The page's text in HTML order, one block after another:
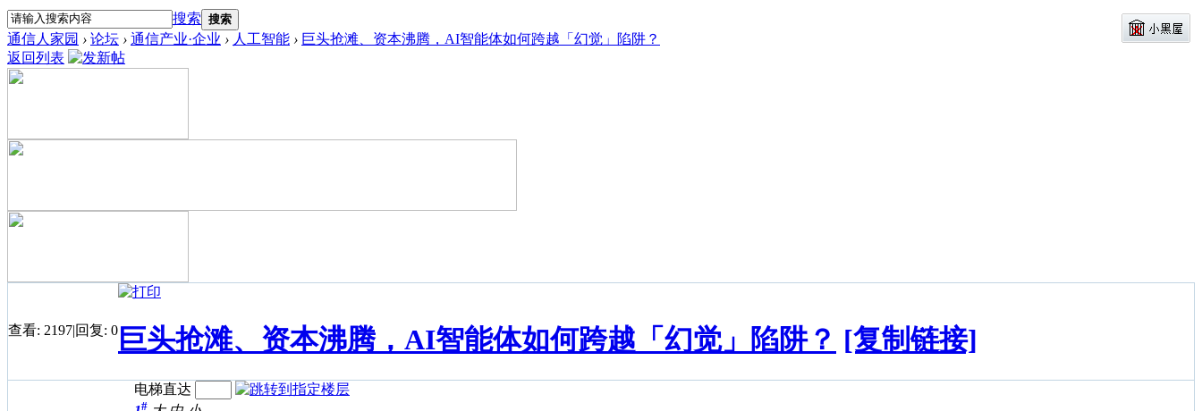
搜索 搜索
通信人家园 › 论坛 › 通信产业·企业 › 人工智能 › 巨头抢滩、资本沸腾，AI智能体如何跨越「幻觉」陷阱？
返回列表
查看: 2197|回复: 0 巨头抢滩、资本沸腾，AI智能体如何跨越「幻觉」陷阱？ [复制链接]
电梯直达
#